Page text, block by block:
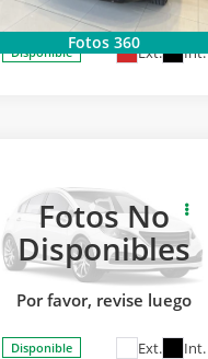
Fotos 360
Modelo:TPE26D
Disponible Ext. Int.
Fotos No
Disponibles
Por favor, revise luego
TERRAIN
DENALI AWD
PAQ. D
Carsol Buick GMC Guadalajara
Modelo:TPE26D
Disponible Ext. Int.
SOLICITA MÁS
INFORMACIÓN